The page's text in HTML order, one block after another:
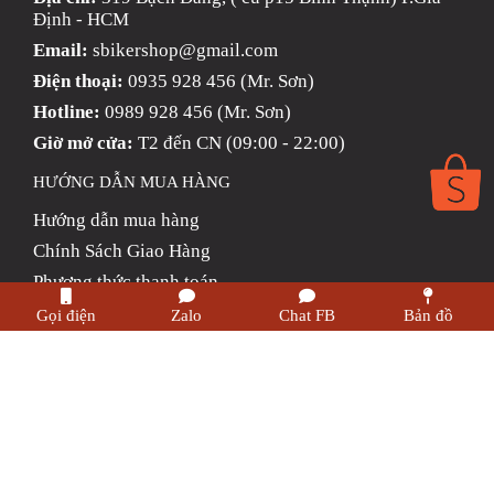
Định - HCM
Email: sbikershop@gmail.com
Điện thoại: 0935 928 456 (Mr. Sơn)
Hotline: 0989 928 456 (Mr. Sơn)
Giờ mở cửa: T2 đến CN (09:00 - 22:00)
HƯỚNG DẪN MUA HÀNG
Hướng dẫn mua hàng
Chính Sách Giao Hàng
Phương thức thanh toán
Chính sách trả hàng & Hoàn tiền
Gọi điện Zalo Chat FB Bản đồ